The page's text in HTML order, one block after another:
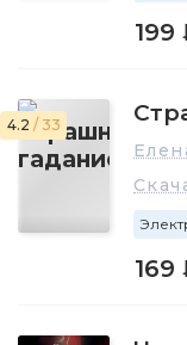
школой
199
4.2 / 33
169